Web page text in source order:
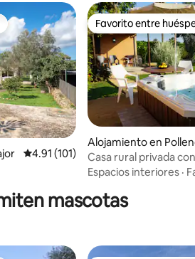
Calificación promedio: 4.91 de 5,
4.91 (101)
Favorito entre
Favorito entre
Alojamiento en
Casa rural privada
barbacoa y
Espacios interiores ·
mascotas